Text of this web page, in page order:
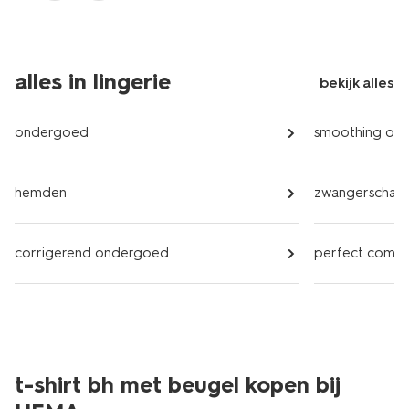
alles in lingerie bekijk alles
ondergoed
hemden
corrigerend ondergoed
smoothing
perfect
t-shirt bh met beugel kopen bij